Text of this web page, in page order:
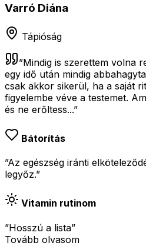
Varró Diána
Tápióság
”Mindig is szerettem volna
egy idő után mindig
csak akkor sikerül, ha a saját
figyelembe véve a testemet.
és ne erőltess...”
Bátorítás
”Az egészség iránti
legyőz.”
Vitamin rutinom
”Hosszú a lista”
Tovább olvasom